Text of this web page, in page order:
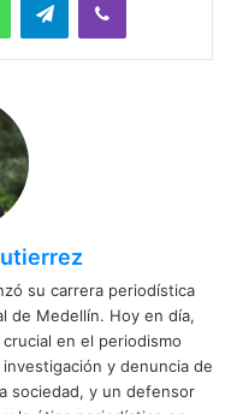
su carrera periodística
de Medellín. Hoy en día,
en el periodismo
y denuncia de
sociedad, y un defensor